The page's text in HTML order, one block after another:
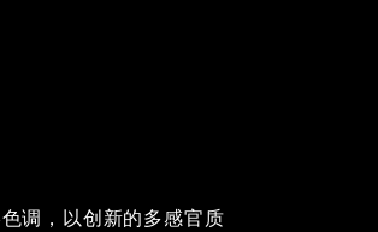
调，以创新的多感官质